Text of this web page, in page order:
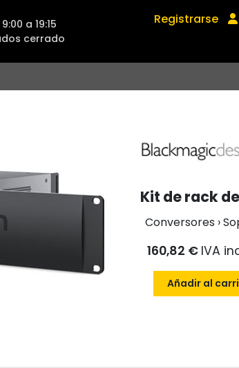
a 19:15
cerrado
Registrarse
Kit de rack
Conversores ›
160,82 € IVA
Añadir al